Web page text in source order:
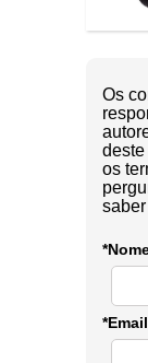
Os
os
*Email